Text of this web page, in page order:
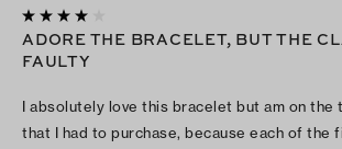
ADORE THE BRACELET, BUT THE
FAULTY
I absolutely love this bracelet but am on the
that I had to purchase, because each of the